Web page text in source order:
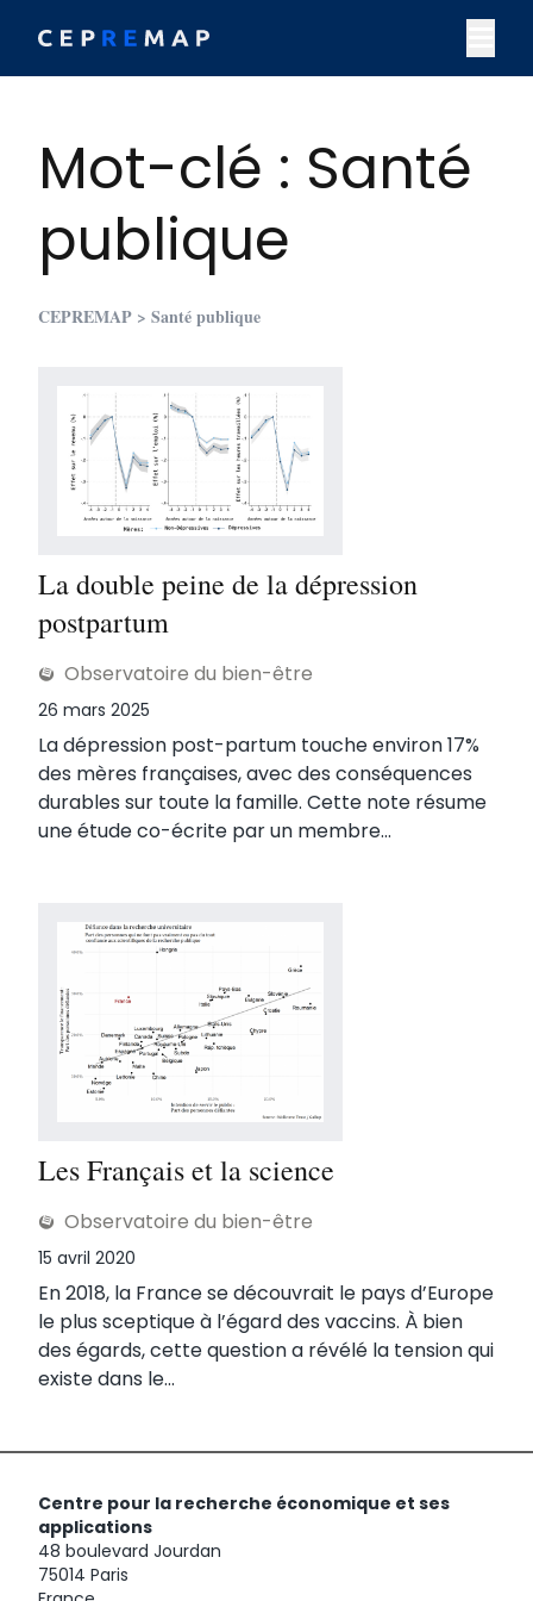
Mot-clé : Santé
publique
CEPREMAP > Santé publique
La double peine de la dépression
postpartum
Observatoire du bien-être
Publié le
26 mars 2025
La dépression post-partum touche environ 17%
des mères françaises, avec des conséquences
durables sur toute la famille. Cette note résume
une étude co-écrite par un membre...
Les Français et la science
Observatoire du bien-être
Publié le
15 avril 2020
En 2018, la France se découvrait le pays d’Europe
le plus sceptique à l’égard des vaccins. À bien
des égards, cette question a révélé la tension qui
existe dans le...
Centre pour la recherche économique et ses
applications
48 boulevard Jourdan
75014 Paris